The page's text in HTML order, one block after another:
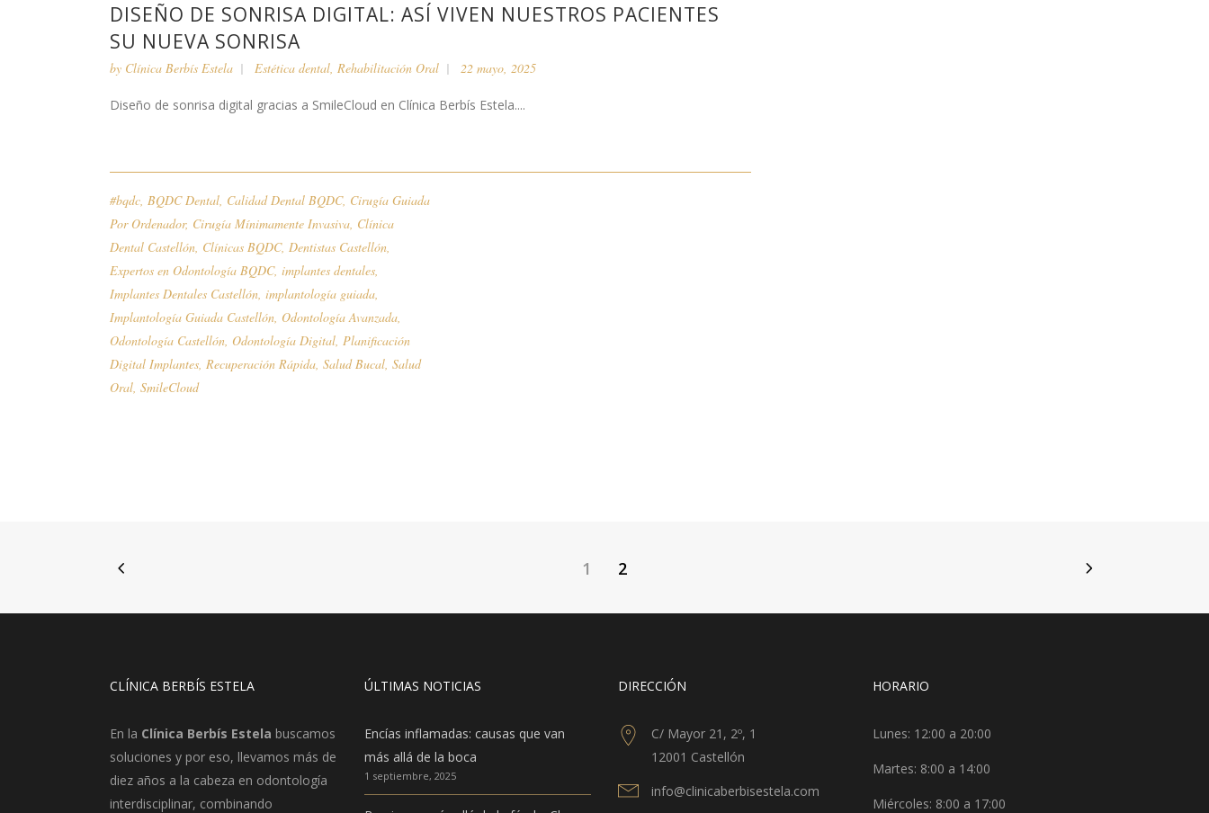
DISEÑO DE SONRISA DIGITAL: ASÍ VIVEN NUESTROS PACIENTES
SU NUEVA SONRISA
by Clínica Berbís Estela Estética dental Rehabilitación Oral 22 mayo, 2025
Diseño de sonrisa digital gracias a SmileCloud en Clínica Berbís Estela....
#bqdc BQDC Dental Calidad Dental BQDC, Cirugía Guiada
Por Ordenador, Cirugía Mínimamente Invasiva Clínica
Dental Castellón Clínicas BQDC, Dentistas Castellón
Expertos en Odontología BQDC, implantes dentales
Implantes Dentales Castellón implantología guiada
Implantología Guiada Castellón Odontología Avanzada
Odontología Castellón Odontología Digital Planificación
Digital Implantes Recuperación Rápida Salud Bucal Salud
Oral SmileCloud
1 2
CLÍNICA BERBÍS ESTELA
En la Clínica Berbís Estela buscamos
soluciones y por eso, llevamos más de
diez años a la cabeza en odontología
interdisciplinar, combinando
ÚLTIMAS NOTICIAS
Encías inflamadas: causas que van
más allá de la boca
1 septiembre, 2025
DIRECCIÓN
C/ Mayor 21, 2º, 1
12001 Castellón
info@clinicaberbisestela.com
HORARIO
Lunes: 12:00 a 20:00
Martes: 8:00 a 14:00
Miércoles: 8:00 a 17:00